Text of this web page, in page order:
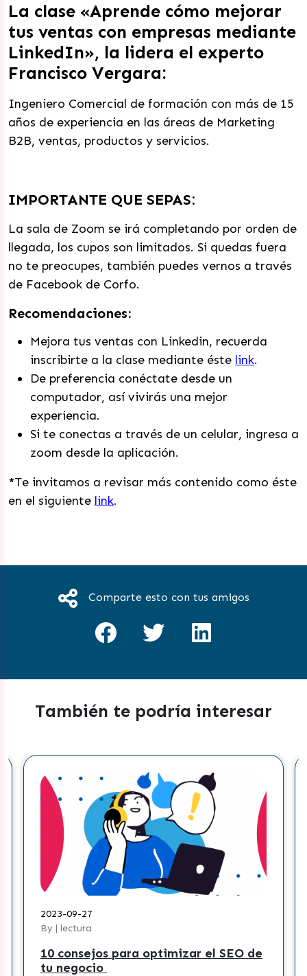
La clase «Aprende cómo mejorar
tus ventas con empresas mediante
LinkedIn», la lidera el experto
Francisco Vergara:
Ingeniero Comercial de formación con más de 15
años de experiencia en las áreas de Marketing
B2B, ventas, productos y servicios.
IMPORTANTE QUE SEPAS:
La sala de Zoom se irá completando por orden de
llegada, los cupos son limitados. Si quedas fuera
no te preocupes, también puedes vernos a través
de Facebook de Corfo.
Recomendaciones:
Mejora tus ventas con Linkedin, recuerda
inscribirte a la clase mediante éste link.
De preferencia conéctate desde un
computador, así vivirás una mejor
experiencia.
Si te conectas a través de un celular, ingresa a
zoom desde la aplicación.
*Te invitamos a revisar más contenido como éste
en el siguiente link.
Comparte esto con tus amigos
También te podría interesar
2023-09-27
By | lectura
10 consejos para optimizar el SEO de
tu negocio